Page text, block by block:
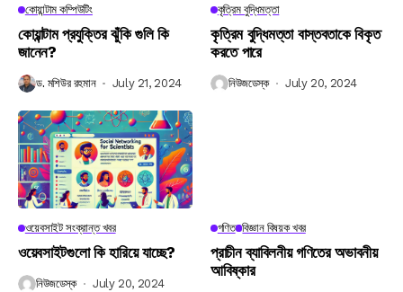
কোয়ান্টাম কম্পিউটিং
কোয়ান্টাম প্রযুক্তির ঝুঁকি গুলি কি
জানেন?
ড. মশিউর রহমান July 21, 2024
কৃত্রিম বুদ্ধিমত্তা
কৃত্রিম বুদ্ধিমত্তা বাস্তবতাকে বিকৃত
করতে পারে
নিউজডেস্ক July 20, 2024
ওয়েবসাইট সংক্রান্ত খবর
ওয়েবসাইটগুলো কি হারিয়ে যাচ্ছে?
নিউজডেস্ক July 20, 2024
গণিত বিজ্ঞান বিষয়ক খবর
প্রাচীন ব্যাবিলনীয় গণিতের অভাবনীয়
আবিষ্কার